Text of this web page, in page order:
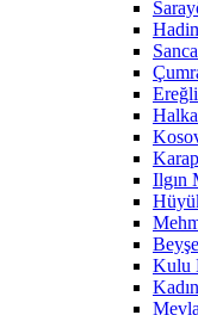
Ilgın
Kulu